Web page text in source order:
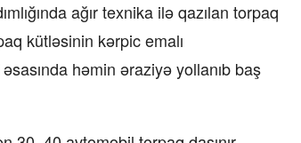
ağır texnika ilə qazılan torpaq
kütləsinin kərpic emalı
həmin əraziyə yollanıb baş